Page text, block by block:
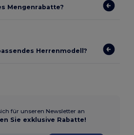
Mengenrabatte?
Herrenmodell?
für unseren Newsletter an
Sie exklusive Rabatte!